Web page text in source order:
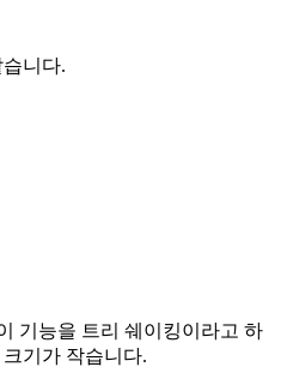
니다.
기능을 트리 쉐이킹이라고 하
기가 작습니다.